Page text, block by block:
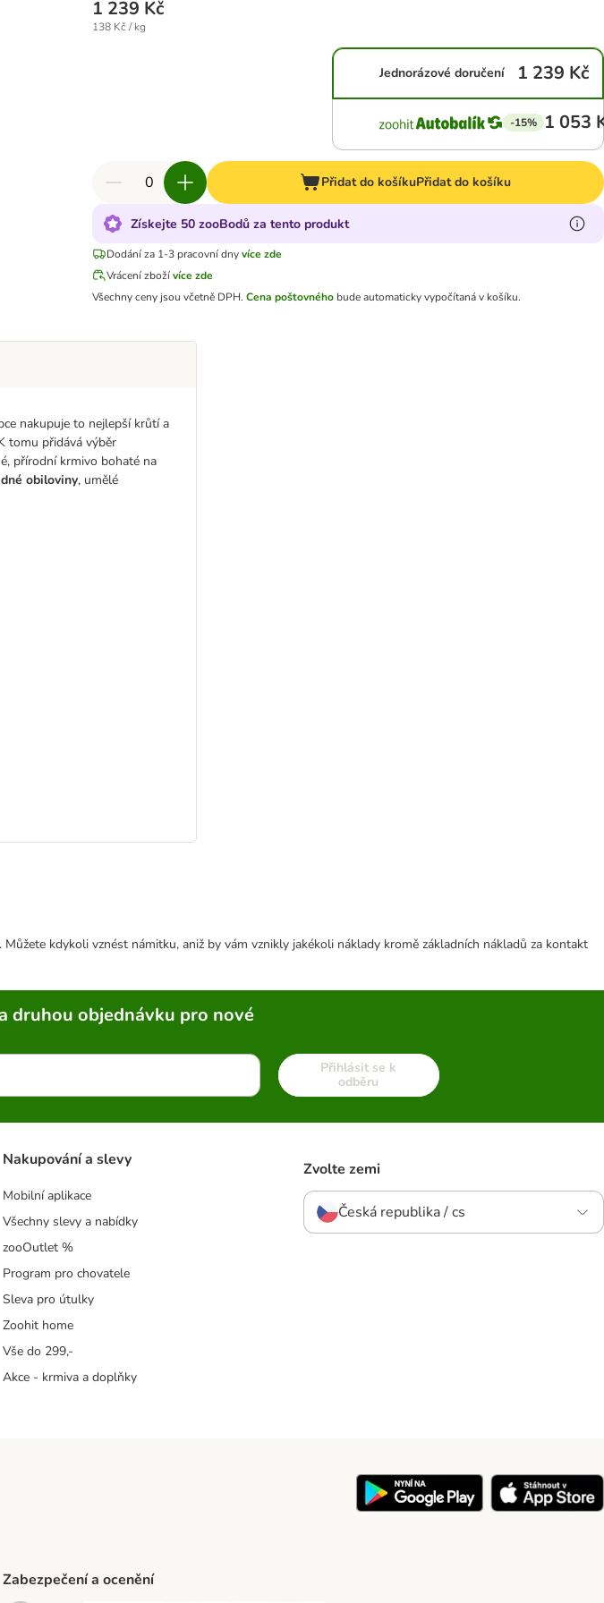
1 239 Kč
138 Kč / kg
Jednorázové doručení 1 239 Kč
-15% 1 053
Přidat do košíkuPřidat do košíku
Získejte 50 zooBodů za tento produkt
Dodání za 1-3 pracovní dny více zde
Vrácení zbožívíce zde
Všechny ceny jsou včetně DPH. Cena poštovného bude automaticky vypočítaná v košíku.
nakupuje to nejlepší krůtí a
tomu přidává výběr
přírodní krmivo bohaté na
obiloviny, umělé
kdykoli vznést námitku, aniž by vám vznikly jakékoli náklady kromě základních nákladů za kontakt
druhou objednávku pro nové
Přihlásit se k
odběru
Nakupování a slevy
Mobilní aplikace
Všechny slevy a nabídky
zooOutlet %
Program pro chovatele
Sleva pro útulky
Zoohit home
Vše do 299,-
Akce - krmiva a doplňky
Zvolte zemi
Česká republika / cs
Zabezpečení a ocenění